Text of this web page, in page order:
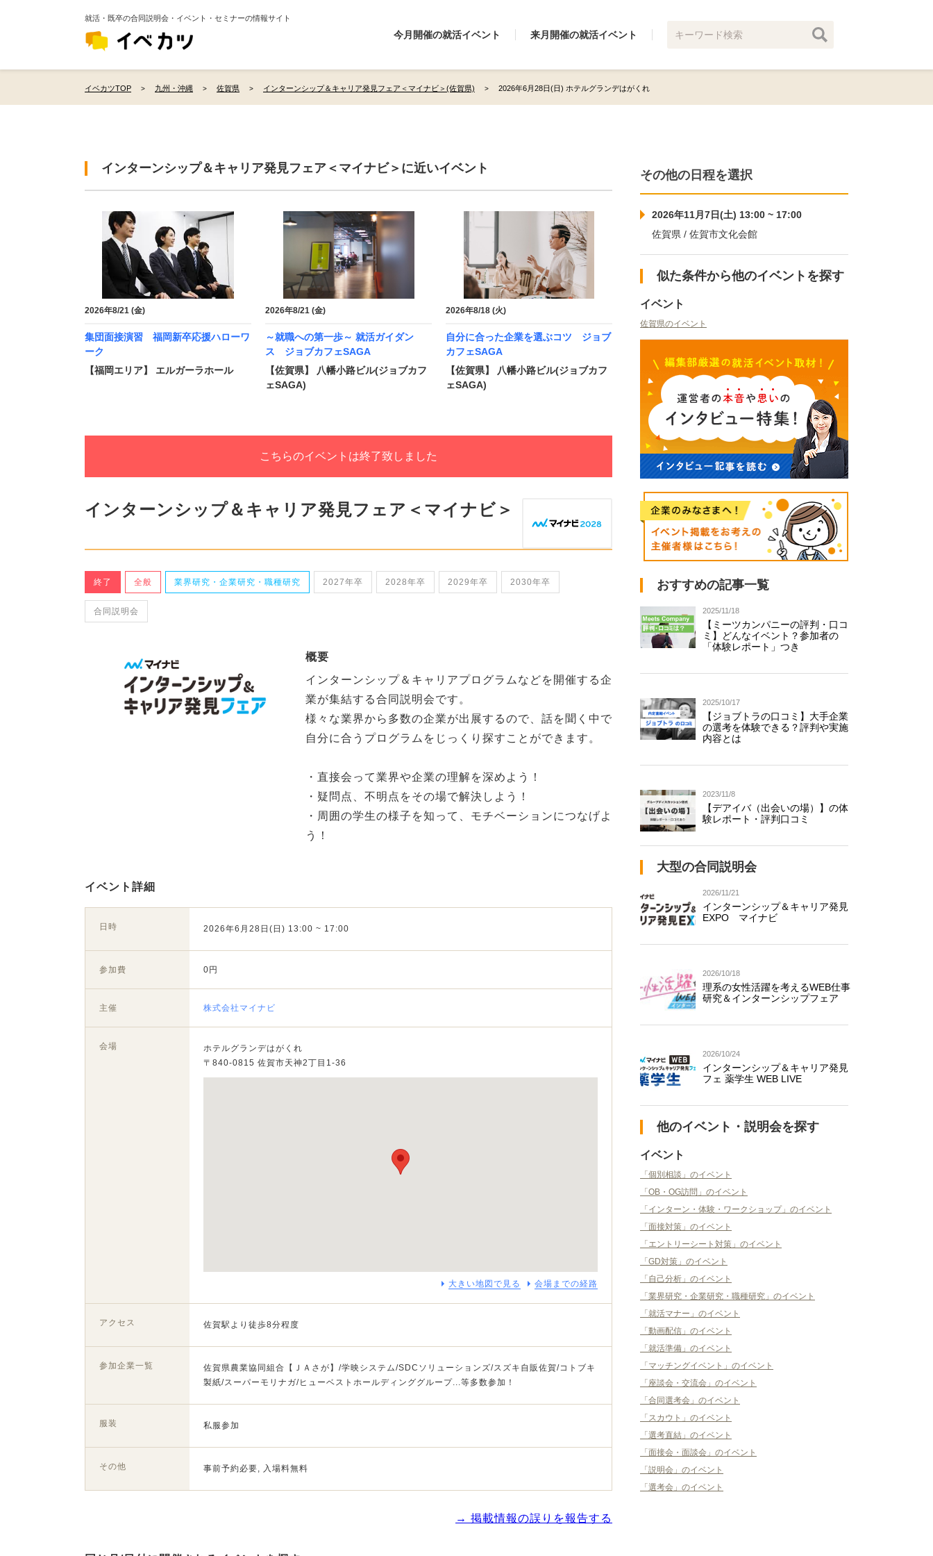
就活・既卒の合同説明会・イベント・セミナーの情報サイト
今月開催の就活イベント 来月開催の就活イベント
イベカツTOP 九州・沖縄 佐賀県 インターンシップ＆キャリア発見フェア＜マイナビ＞(佐賀県) 2026年6月28日(日) ホテルグランデはがくれ
インターンシップ＆キャリア発見フェア＜マイナビ＞に近いイベント
2026年8/21 (金)
集団面接演習 福岡新卒応援ハローワ
ーク
【福岡エリア】 エルガーラホール
2026年8/21 (金)
～就職への第一歩～ 就活ガイダン
ス ジョブカフェSAGA
【佐賀県】 八幡小路ビル(ジョブカフ
ェSAGA)
2026年8/18 (火)
自分に合った企業を選ぶコツ ジョブ
カフェSAGA
【佐賀県】 八幡小路ビル(ジョブカフ
ェSAGA)
こちらのイベントは終了致しました
インターンシップ＆キャリア発見フェア＜マイナビ＞
終了 全般 業界研究・企業研究・職種研究 2027年卒 2028年卒 2029年卒 2030年卒
合同説明会
概要
インターンシップ＆キャリアプログラムなどを開催する企
業が集結する合同説明会です。
様々な業界から多数の企業が出展するので、話を聞く中で
自分に合うプログラムをじっくり探すことができます。
・直接会って業界や企業の理解を深めよう！
・疑問点、不明点をその場で解決しよう！
・周囲の学生の様子を知って、モチベーションにつなげよ
う！
イベント詳細
日時 2026年6月28日(日) 13:00 ~ 17:00
参加費 0円
主催 株式会社マイナビ
会場
ホテルグランデはがくれ
〒840-0815 佐賀市天神2丁目1-36
大きい地図で見る 会場までの経路
アクセス 佐賀駅より徒歩8分程度
参加企業一覧
佐賀県農業協同組合【ＪＡさが】/学映システム/SDCソリューションズ/スズキ自販佐賀/コトブキ
製紙/スーパーモリナガ/ヒューベストホールディンググループ...等多数参加！
服装 私服参加
その他 事前予約必要, 入場料無料
→ 掲載情報の誤りを報告する
その他の日程を選択
2026年11月7日(土) 13:00 ~ 17:00
佐賀県 / 佐賀市文化会館
似た条件から他のイベントを探す
イベント
佐賀県のイベント
おすすめの記事一覧
2025/11/18
【ミーツカンパニーの評判・口コ
ミ】どんなイベント？参加者の
「体験レポート」つき
2025/10/17
【ジョブトラの口コミ】大手企業
の選考を体験できる？評判や実施
内容とは
2023/11/8
【デアイバ（出会いの場）】の体
験レポート・評判口コミ
大型の合同説明会
2026/11/21
インターンシップ＆キャリア発見
EXPO マイナビ
2026/10/18
理系の女性活躍を考えるWEB仕事
研究＆インターンシップフェア
2026/10/24
インターンシップ＆キャリア発見
フェ 薬学生 WEB LIVE
他のイベント・説明会を探す
イベント
「個別相談」のイベント
「OB・OG訪問」のイベント
「インターン・体験・ワークショップ」のイベント
「面接対策」のイベント
「エントリーシート対策」のイベント
「GD対策」のイベント
「自己分析」のイベント
「業界研究・企業研究・職種研究」のイベント
「就活マナー」のイベント
「動画配信」のイベント
「就活準備」のイベント
「マッチングイベント」のイベント
「座談会・交流会」のイベント
「合同選考会」のイベント
「スカウト」のイベント
「選考直結」のイベント
「面接会・面談会」のイベント
「説明会」のイベント
「選考会」のイベント